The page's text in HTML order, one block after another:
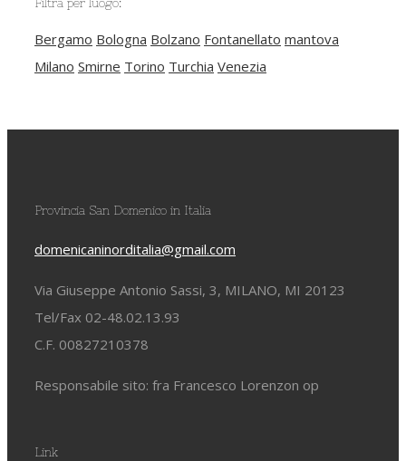
Filtra per luogo:
Bergamo Bologna Bolzano Fontanellato mantova
Milano Smirne Torino Turchia Venezia
Provincia San Domenico in Italia
domenicaninorditalia@gmail.com
Via Giuseppe Antonio Sassi, 3, MILANO, MI 20123
Tel/Fax 02-48.02.13.93
C.F. 00827210378
Responsabile sito: fra Francesco Lorenzon op
Link